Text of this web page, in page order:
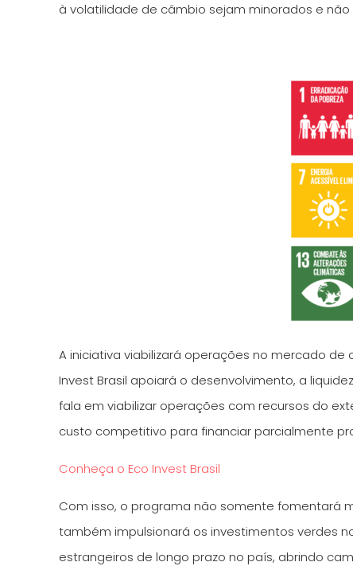
à volatilidade de câmbio sejam minorados e
A iniciativa viabilizará operações no mercado de
Invest Brasil apoiará o desenvolvimento, a
fala em viabilizar operações com recursos do
custo competitivo para financiar parcialmente
Conheça o Eco Invest Brasil
Com isso, o programa não somente fomentará
também impulsionará os investimentos verdes
estrangeiros de longo prazo no país, abrindo